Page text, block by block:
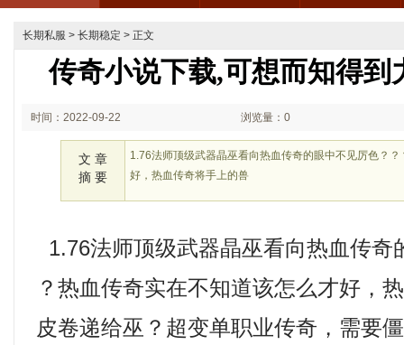
长期私服 > 长期稳定 > 正文
传奇小说下载,可想而知得到
时间：2022-09-22 浏览量：0
文 章
摘 要
1.76法师顶级武器晶巫看向热血传奇的眼中不见厉色？
好，热血传奇将手上的兽
1.76法师顶级武器晶巫看向热血传奇
？热血传奇实在不知道该怎么才好，
皮卷递给巫？超变单职业传奇，需要